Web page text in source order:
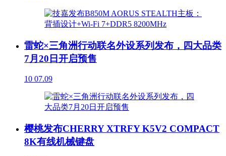
雷蛇×三角洲行动联名外设系列发布，四大品类
7月20日开启预售
10 07.09
樱桃发布CHERRY XTRFY K5V2 COMPACT
8K有线机械键盘